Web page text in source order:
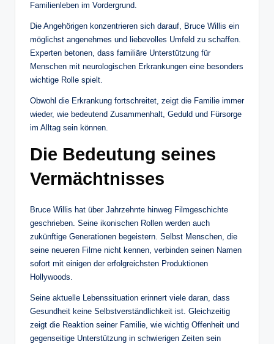
Familienleben im Vordergrund.
Die Angehörigen konzentrieren sich darauf, Bruce Willis ein
möglichst angenehmes und liebevolles Umfeld zu schaffen.
Experten betonen, dass familiäre Unterstützung für
Menschen mit neurologischen Erkrankungen eine besonders
wichtige Rolle spielt.
Obwohl die Erkrankung fortschreitet, zeigt die Familie immer
wieder, wie bedeutend Zusammenhalt, Geduld und Fürsorge
im Alltag sein können.
Die Bedeutung seines
Vermächtnisses
Bruce Willis hat über Jahrzehnte hinweg Filmgeschichte
geschrieben. Seine ikonischen Rollen werden auch
zukünftige Generationen begeistern. Selbst Menschen, die
seine neueren Filme nicht kennen, verbinden seinen Namen
sofort mit einigen der erfolgreichsten Produktionen
Hollywoods.
Seine aktuelle Lebenssituation erinnert viele daran, dass
Gesundheit keine Selbstverständlichkeit ist. Gleichzeitig
zeigt die Reaktion seiner Familie, wie wichtig Offenheit und
gegenseitige Unterstützung in schwierigen Zeiten sein